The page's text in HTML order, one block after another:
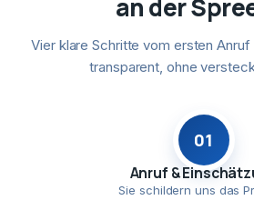
an der
Vier klare Schritte vom ersten
transparent, ohne
01
Anruf &
Sie schildern uns das